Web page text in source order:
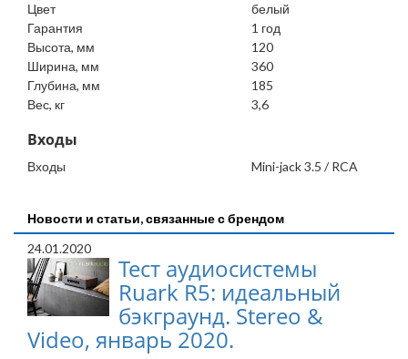
Цвет
белый
Гарантия
1 год
Высота, мм
120
Ширина, мм
360
Глубина, мм
185
Вес, кг
3,6
Входы
Входы Mini-jack 3.5 / RCA
Новости и статьи, связанные с брендом
24.01.2020
Тест аудиосистемы
Ruark R5: идеальный
бэкграунд. Stereo &
Video, январь 2020.